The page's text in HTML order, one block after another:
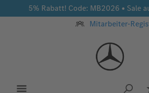
Zum Hauptinhalt springen
5% Rabatt! Code: MB2026 • Sale
Mitarbeiter-